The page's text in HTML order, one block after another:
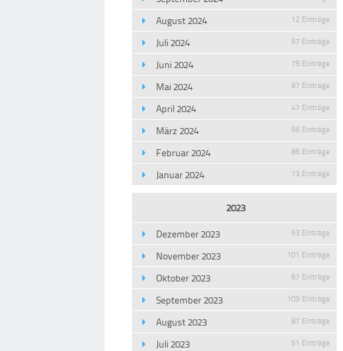
August 2024 12 Einträge
Juli 2024 67 Einträge
Juni 2024 79 Einträge
Mai 2024 87 Einträge
April 2024 47 Einträge
März 2024 66 Einträge
Februar 2024 86 Einträge
Januar 2024 73 Einträge
2023
Dezember 2023
63 Einträge
November 2023 101 Einträge
Oktober 2023 67 Einträge
September 2023 109 Einträge
August 2023 87 Einträge
Juli 2023 61 Einträge